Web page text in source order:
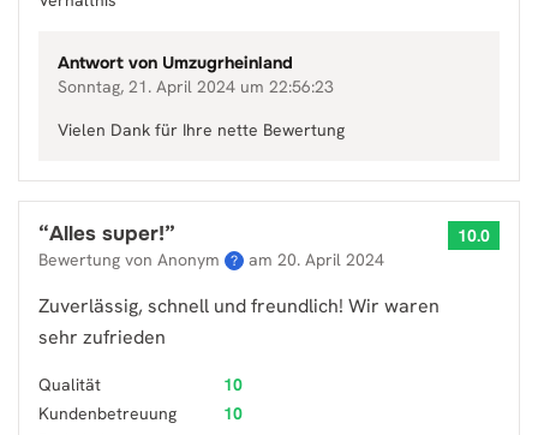
Antwort von Umzugrheinland
Sonntag, 21. April 2024 um 22:56:23
Vielen Dank für Ihre nette Bewertung
“Alles super!”
Bewertung von Anonym ? am 20. April 2024
10.0
Zuverlässig, schnell und freundlich! Wir waren
sehr zufrieden
Qualität
10
Kundenbetreuung
10